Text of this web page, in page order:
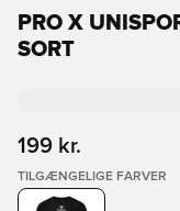
PRO X
SORT
199 kr.
TILGÆNGELIGE FARVER